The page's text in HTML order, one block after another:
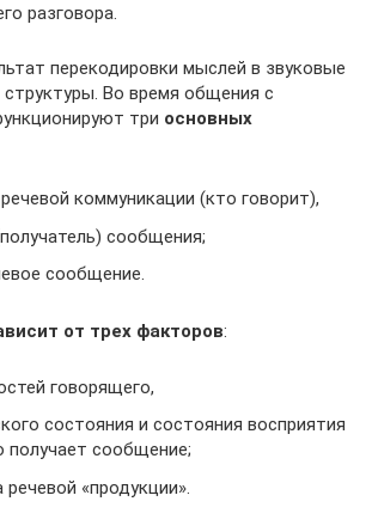
разговора.
перекодировки мыслей в звуковые
структуры. Во время общения с
три основных
коммуникации (кто говорит),
сообщения;
сообщение.
от трех факторов:
говорящего,
состояния и состояния восприятия
получает сообщение;
речевой «продукции».